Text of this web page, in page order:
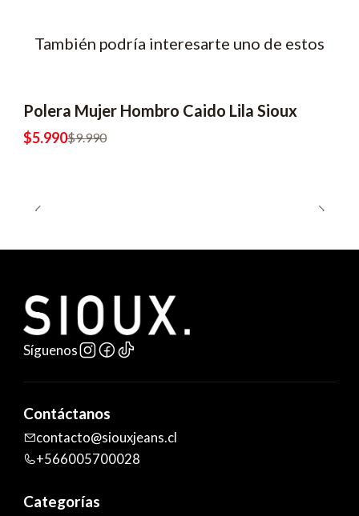
También podría interesarte uno de estos
-40% OFF
Polera Mujer Hombro Caido Lila Sioux
$5.990$9.990
Síguenos
Contáctanos
contacto@siouxjeans.cl
+566005700028
Categorías